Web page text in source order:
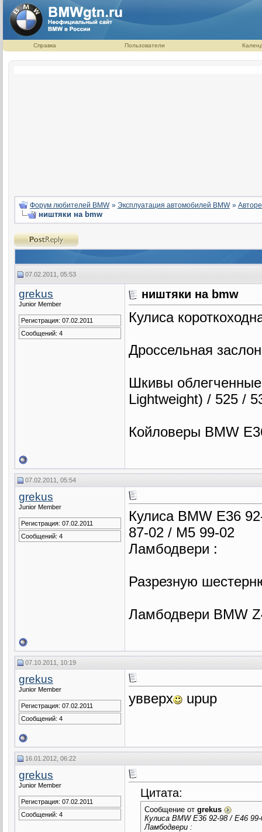
Справка Пользователи
Форум любителей BMW » Эксплуатация автомобилей BMW »
ништяки на bmw
07.02.2011, 05:53
grekus
Junior Member
Регистрация: 07.02.2011
Сообщений: 4
ништяки на bmw
Кулиса
Дроссельная
Шкивы
Lightweight) / 525 /
Койловеры BMW
07.02.2011, 05:54
grekus
Junior Member
Регистрация: 07.02.2011
Сообщений: 4
Кулиса BMW E36
87-02 / M5 99-02
Ламбодвери :
Разрезную
Ламбодвери BMW
07.10.2011, 10:19
grekus
Junior Member
Регистрация: 07.02.2011
Сообщений: 4
увверх upup
16.01.2012, 06:22
grekus
Junior Member
Регистрация: 07.02.2011
Сообщений: 4
Цитата:
Сообщение от grekus
Кулиса BMW E36 92-98 / E46
Ламбодвери :